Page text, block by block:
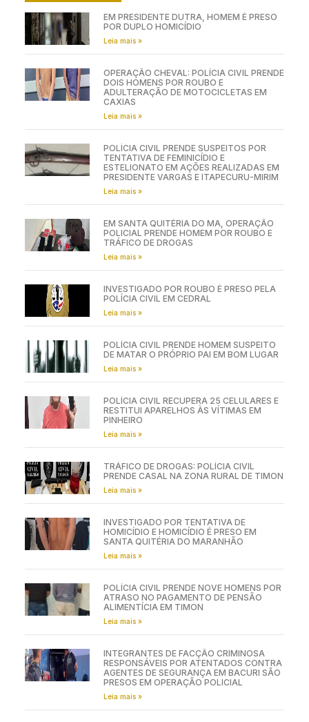
EM PRESIDENTE DUTRA, HOMEM É PRESO
POR DUPLO HOMICÍDIO
Leia mais »
OPERAÇÃO CHEVAL: POLÍCIA CIVIL PRENDE
DOIS HOMENS POR ROUBO E
ADULTERAÇÃO DE MOTOCICLETAS EM
CAXIAS
Leia mais »
POLÍCIA CIVIL PRENDE SUSPEITOS POR
TENTATIVA DE FEMINICÍDIO E
ESTELIONATO EM AÇÕES REALIZADAS EM
PRESIDENTE VARGAS E ITAPECURU-MIRIM
Leia mais »
EM SANTA QUITÉRIA DO MA, OPERAÇÃO
POLICIAL PRENDE HOMEM POR ROUBO E
TRÁFICO DE DROGAS
Leia mais »
INVESTIGADO POR ROUBO É PRESO PELA
POLÍCIA CIVIL EM CEDRAL
Leia mais »
POLÍCIA CIVIL PRENDE HOMEM SUSPEITO
DE MATAR O PRÓPRIO PAI EM BOM LUGAR
Leia mais »
POLÍCIA CIVIL RECUPERA 25 CELULARES E
RESTITUI APARELHOS ÀS VÍTIMAS EM
PINHEIRO
Leia mais »
TRÁFICO DE DROGAS: POLÍCIA CIVIL
PRENDE CASAL NA ZONA RURAL DE TIMON
Leia mais »
INVESTIGADO POR TENTATIVA DE
HOMICÍDIO E HOMICÍDIO É PRESO EM
SANTA QUITÉRIA DO MARANHÃO
Leia mais »
POLÍCIA CIVIL PRENDE NOVE HOMENS POR
ATRASO NO PAGAMENTO DE PENSÃO
ALIMENTÍCIA EM TIMON
Leia mais »
INTEGRANTES DE FACÇÃO CRIMINOSA
RESPONSÁVEIS POR ATENTADOS CONTRA
AGENTES DE SEGURANÇA EM BACURI SÃO
PRESOS EM OPERAÇÃO POLICIAL
Leia mais »